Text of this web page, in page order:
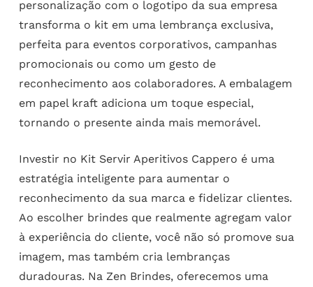
personalização com o logotipo da sua empresa
transforma o kit em uma lembrança exclusiva,
perfeita para eventos corporativos, campanhas
promocionais ou como um gesto de
reconhecimento aos colaboradores. A embalagem
em papel kraft adiciona um toque especial,
tornando o presente ainda mais memorável.
Investir no Kit Servir Aperitivos Cappero é uma
estratégia inteligente para aumentar o
reconhecimento da sua marca e fidelizar clientes.
Ao escolher brindes que realmente agregam valor
à experiência do cliente, você não só promove sua
imagem, mas também cria lembranças
duradouras. Na Zen Brindes, oferecemos uma